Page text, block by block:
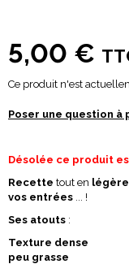
5,00 €
Ce produit n'est
Poser une question
Désolée ce produit
Recette tout en
vos entrées ... !
Ses atouts :
Texture dense
peu grasse